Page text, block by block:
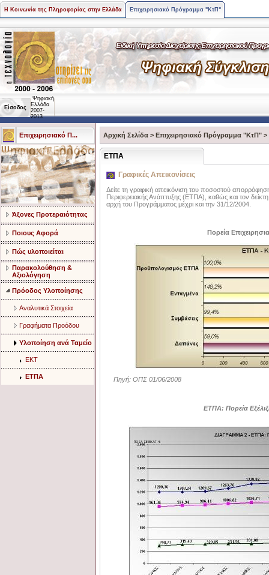
Η Κοινωνία της Πληροφορίας στην Ελλάδα Επιχειρησιακό Πρόγραμμα "ΚτΠ"
Είσοδος
Ψηφιακή
Ελλάδα
2007-
2013
Επιχειρησιακό Π...
Άξονες Προτεραιότητας
Ποιους Αφορά
Πώς υλοποιείται
Παρακολούθηση &
Αξιολόγηση
Πρόοδος Υλοποίησης
Aναλυτικά Στοιχεία
Γραφήματα Προόδου
Υλοποίηση ανά Ταμείο
ΕΚΤ
ΕΤΠΑ
Αρχική Σελίδα > Επιχειρησιακό Πρόγραμμα "ΚτΠ" >
ΕΤΠΑ
Γραφικές Απεικονίσεις
Δείτε τη γραφική απεικόνιση του ποσοστού
Περιφερειακής Ανάπτυξης (ΕΤΠΑ), καθώς και τον
αρχή του Προγράμματος μέχρι και την 31/12/2004.
Πορεία
Πηγή: ΟΠΣ 01/06/2008
ΕΤΠΑ: Πορεία